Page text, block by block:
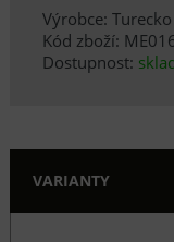
Výrobce: Turecko
Kód zboží:
Dostupnost:
VARIANTY